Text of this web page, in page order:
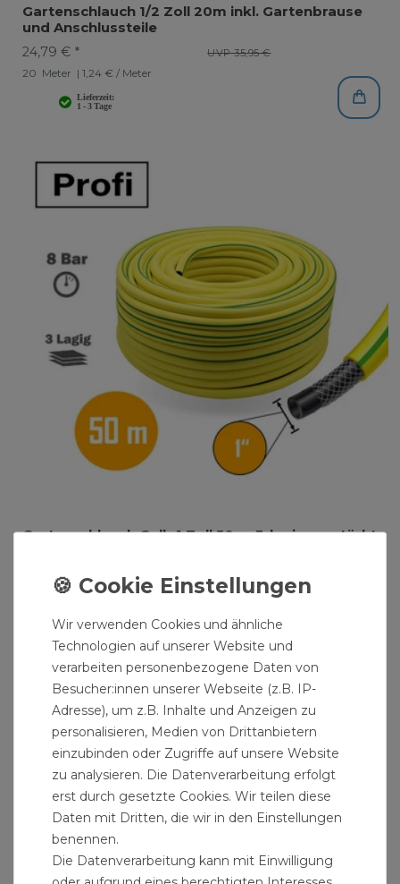
Gartenschlauch 1/2 Zoll 20m inkl. Gartenbrause
und Anschlussteile
UVP 35,95 €
24,79 € *
20 Meter | 1,24 € / Meter
Gartenschlauch Gelb 1 Zoll 50 m 3-lagig verstärkt
94,50 € *
Meter | 1,89 € / Meter
Wir verwenden Cookies und ähnliche
Technologien auf unserer Website und
verarbeiten personenbezogene Daten von
Besucher:innen unserer Webseite (z.B. IP-
Adresse), um z.B. Inhalte und Anzeigen zu
personalisieren, Medien von Drittanbietern
einzubinden oder Zugriffe auf unsere Website
zu analysieren. Die Datenverarbeitung erfolgt
erst durch gesetzte Cookies. Wir teilen diese
Daten mit Dritten, die wir in den Einstellungen
benennen.
Die Datenverarbeitung kann mit Einwilligung